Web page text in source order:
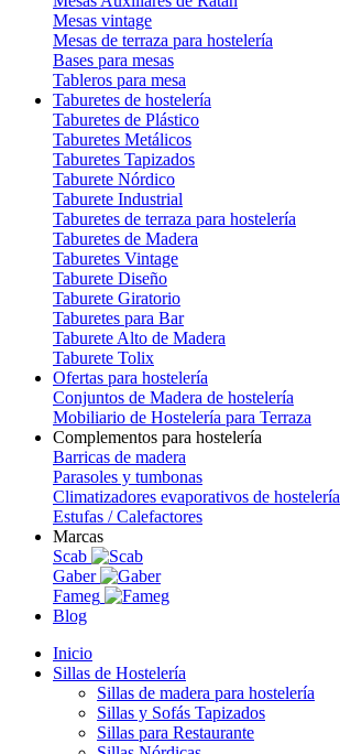
Mesas vintage
Mesas de terraza para hostelería
Bases para mesas
Tableros para mesa
Taburetes de hostelería
Taburetes de Plástico
Taburetes Metálicos
Taburetes Tapizados
Taburete Nórdico
Taburete Industrial
Taburetes de terraza para hostelería
Taburetes de Madera
Taburetes Vintage
Taburete Diseño
Taburete Giratorio
Taburetes para Bar
Taburete Alto de Madera
Taburete Tolix
Ofertas para hostelería
Conjuntos de Madera de hostelería
Mobiliario de Hostelería para Terraza
Complementos para hostelería
Barricas de madera
Parasoles y tumbonas
Climatizadores evaporativos de hostelería
Estufas / Calefactores
Marcas
Scab
Gaber
Fameg
Blog
Inicio
Sillas de Hostelería
Sillas de madera para hostelería
Sillas y Sofás Tapizados
Sillas para Restaurante